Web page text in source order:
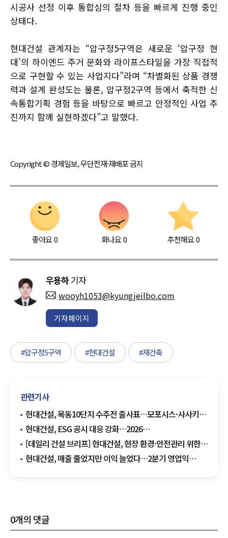
시공사 선정 이후 통합심의 절차 등을 빠르게 진행 중인
상태다.
현대건설 관계자는 “압구정5구역은 새로운 ‘압구정 현
대’의 하이엔드 주거 문화와 라이프스타일을 가장 직접적
으로 구현할 수 있는 사업지다”라며 “차별화된 상품 경쟁
력과 설계 완성도는 물론, 압구정2구역 등에서 축적한 신
속통합기획 경험 등을 바탕으로 빠르고 안정적인 사업 추
진까지 함께 실현하겠다”고 말했다.
Copyright © 경제일보, 무단전재·재배포 금지
좋아요0 화나요0 추천해요 0
우용하기자
wooyh1053@kyungjeilbo.com
기자페이지
#압구정5구역 #현대건설 #재건축
관련기사
현대건설, 목동10단지 수주전 출사표…모포시스·사사키
앞세워 설계 승부
현대건설, ESG 공시 대응 강화…2026
지속가능경영보고서 발간
[데일리 건설 브리프] 현대건설, 현장 환경·안전관리 위한
무인로봇 도입 확대 추진 外
현대건설, 매출 줄었지만 이익 늘었다…2분기 영업익
0개의 댓글